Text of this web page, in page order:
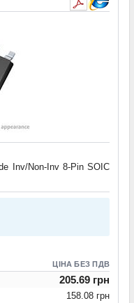
Inv/Non-Inv 8-Pin SOIC
ЦІНА БЕЗ ПДВ
205.69 грн
158.08 грн